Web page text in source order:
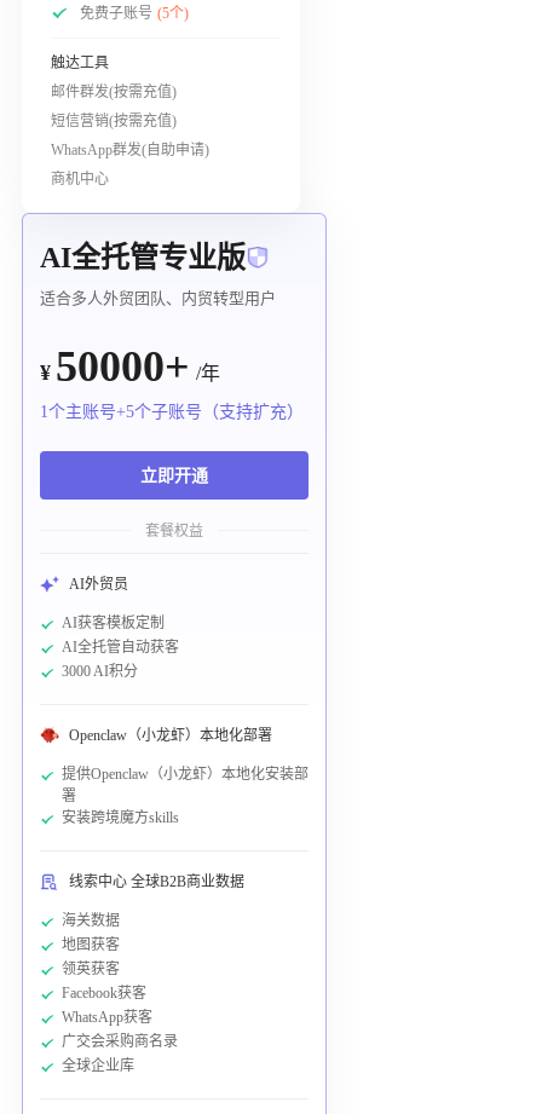
免费子账号 (5个)
触达工具
邮件群发(按需充值)
短信营销(按需充值)
WhatsApp群发(自助申请)
商机中心
AI全托管专业版
适合多人外贸团队、内贸转型用户
¥ 50000+ /年
1个主账号+5个子账号（支持扩充）
立即开通
套餐权益
AI外贸员
AI获客模板定制
AI全托管自动获客
3000 AI积分
Openclaw（小龙虾）本地化部署
提供Openclaw（小龙虾）本地化安装部
署
安装跨境魔方skills
线索中心 全球B2B商业数据
海关数据
地图获客
领英获客
Facebook获客
WhatsApp获客
广交会采购商名录
全球企业库